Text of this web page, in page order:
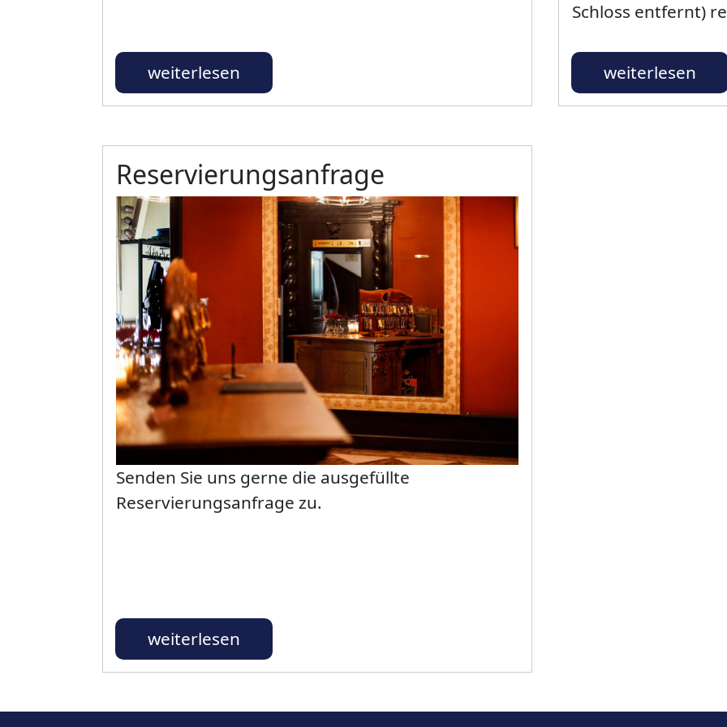
weiterlesen
Schloss entfernt)
weiterlesen
Reservierungsanfrage
Bild
Senden Sie uns gerne die ausgefüllte
Reservierungsanfrage zu.
weiterlesen